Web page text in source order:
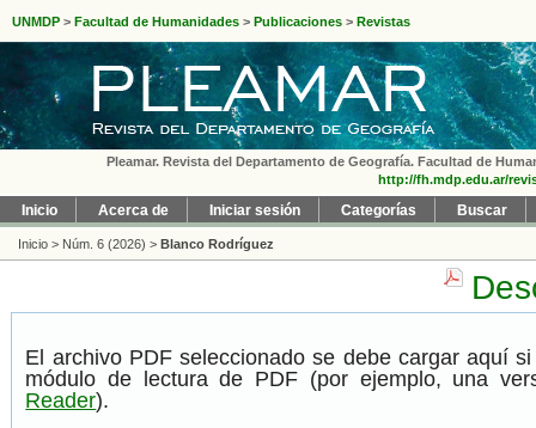
UNMDP > Facultad de Humanidades > Publicaciones > Revistas
Pleamar. Revista del Departamento de Geografía. Facultad de
http://fh.mdp.edu.ar/
Inicio Acerca de Iniciar sesión Categorías Buscar
Inicio > Núm. 6 (2026) > Blanco Rodríguez
El archivo PDF seleccionado se debe cargar aquí
módulo de lectura de PDF (por ejemplo, una
Reader).